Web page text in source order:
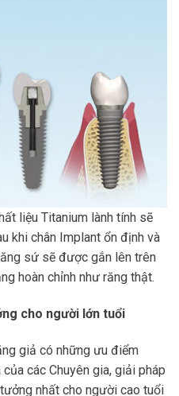
liệu Titanium lành tính sẽ
khi chân Implant ổn định và
sứ sẽ được gắn lên trên
hoàn chỉnh như răng thật.
cho người lớn tuổi
giả có những ưu điểm
các Chuyên gia, giải pháp
nhất cho người cao tuổi